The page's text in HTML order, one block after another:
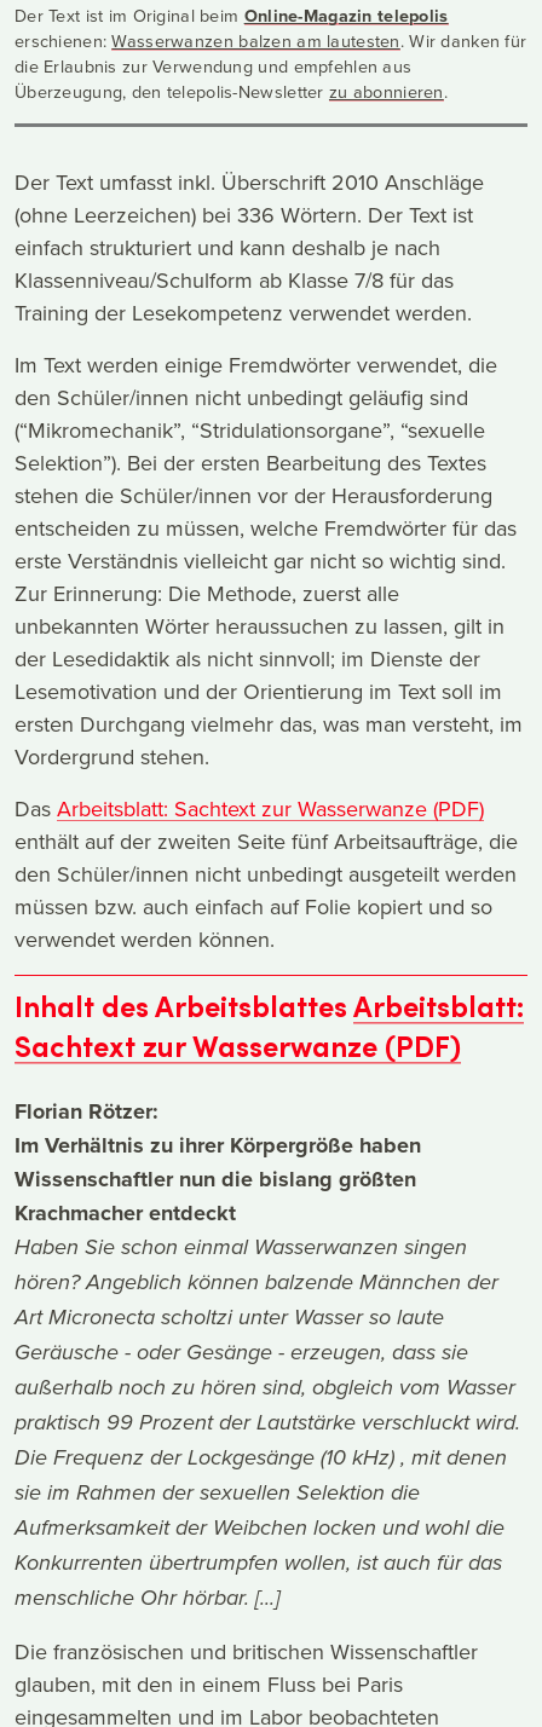
Der Text ist im Original beim Online-Magazin telepolis
erschienen:Wasserwanzen balzen am lautesten. Wir danken für
die Erlaubnis zur Verwendung und empfehlen aus
Überzeugung, den telepolis-Newsletter zu abonnieren.
Der Text umfasst inkl. Überschrift 2010 Anschläge
(ohne Leerzeichen) bei 336 Wörtern. Der Text ist
einfach strukturiert und kann deshalb je nach
Klassenniveau/Schulform ab Klasse 7/8 für das
Training der Lesekompetenz verwendet werden.
Im Text werden einige Fremdwörter verwendet, die
den Schüler/innen nicht unbedingt geläufig sind
(“Mikromechanik”, “Stridulationsorgane”, “sexuelle
Selektion”). Bei der ersten Bearbeitung des Textes
stehen die Schüler/innen vor der Herausforderung
entscheiden zu müssen, welche Fremdwörter für das
erste Verständnis vielleicht gar nicht so wichtig sind.
Zur Erinnerung: Die Methode, zuerst alle
unbekannten Wörter heraussuchen zu lassen, gilt in
der Lesedidaktik als nicht sinnvoll; im Dienste der
Lesemotivation und der Orientierung im Text soll im
ersten Durchgang vielmehr das, was man versteht, im
Vordergrund stehen.
Das Arbeitsblatt: Sachtext zur Wasserwanze (PDF)
enthält auf der zweiten Seite fünf Arbeitsaufträge, die
den Schüler/innen nicht unbedingt ausgeteilt werden
müssen bzw. auch einfach auf Folie kopiert und so
verwendet werden können.
Inhalt des ArbeitsblattesArbeitsblatt:
Sachtext zur Wasserwanze (PDF)
Florian Rötzer:
Im Verhältnis zu ihrer Körpergröße haben
Wissenschaftler nun die bislang größten
Krachmacher entdeckt
Haben Sie schon einmal Wasserwanzen singen
hören? Angeblich können balzende Männchen der
Art Micronecta scholtzi unter Wasser so laute
Geräusche - oder Gesänge - erzeugen, dass sie
außerhalb noch zu hören sind, obgleich vom Wasser
praktisch 99 Prozent der Lautstärke verschluckt wird.
Die Frequenz der Lockgesänge (10 kHz) , mit denen
sie im Rahmen der sexuellen Selektion die
Aufmerksamkeit der Weibchen locken und wohl die
Konkurrenten übertrumpfen wollen, ist auch für das
menschliche Ohr hörbar. [...]
Die französischen und britischen Wissenschaftler
glauben, mit den in einem Fluss bei Paris
eingesammelten und im Labor beobachteten